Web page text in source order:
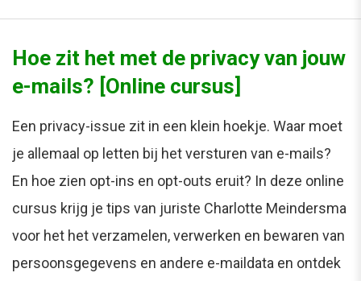
Hoe zit het met de privacy van jouw
e-mails? [Online cursus]
Een privacy-issue zit in een klein hoekje. Waar moet
je allemaal op letten bij het versturen van e-mails?
En hoe zien opt-ins en opt-outs eruit? In deze online
cursus krijg je tips van juriste Charlotte Meindersma
voor het het verzamelen, verwerken en bewaren van
persoonsgegevens en andere e-maildata en ontdek